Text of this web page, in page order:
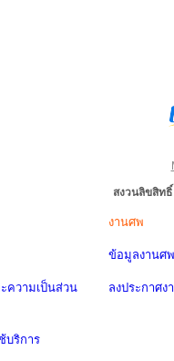
สงวนลิขสิท
ความเป็นส่วน
บริการ
งานศพ
ข้อมูลงานศพ
ลงประกาศง